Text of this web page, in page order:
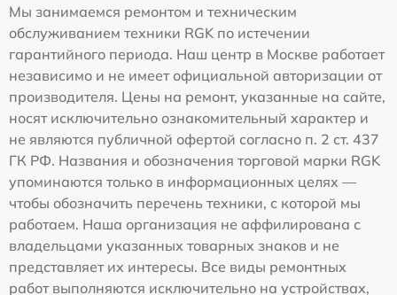
Мы занимаемся ремонтом и техническим
обслуживанием техники RGK по истечении
гарантийного периода. Наш центр в Москве работает
независимо и не имеет официальной авторизации от
производителя. Цены на ремонт, указанные на сайте,
носят исключительно ознакомительный характер и
не являются публичной офертой согласно п. 2 ст. 437
ГК РФ. Названия и обозначения торговой марки RGK
упоминаются только в информационных целях —
чтобы обозначить перечень техники, с которой мы
работаем. Наша организация не аффилирована с
владельцами указанных товарных знаков и не
представляет их интересы. Все виды ремонтных
работ выполняются исключительно на устройствах,